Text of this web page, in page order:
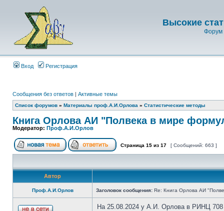
Высокие
Форум
Вход Регистрация
Сообщения без ответов | Активные темы
Список форумов » Материалы проф.А.И.Орлова » Статистические методы
Книга Орлова АИ "Полвека в мире
Модератор: Проф.А.И.Орлов
Страница 15 из 17 [ Сообщений: 663 ]
Автор
Проф.А.И.Орлов Заголовок сообщения: Re: Книга Орлова АИ
На 25.08.2024 у А.И. Орлова в РИНЦ 708